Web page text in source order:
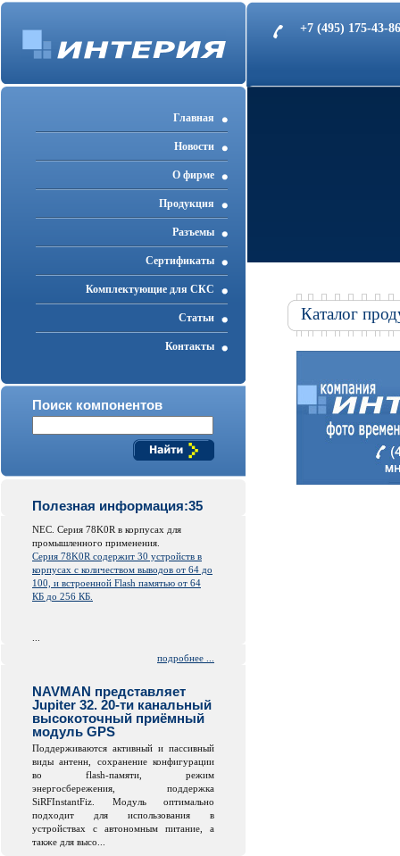
+7 (495) 175-43-
Главная
Новости
О фирме
Продукция
Разъемы
Cертификаты
Комплектующие для СКС
Статьи
Контакты
Поиск компонентов
Полезная информация:35
NEC. Серия 78K0R в корпусах для
промышленного применения.
Серия 78K0R содержит 30 устройств в
корпусах с количеством выводов от 64 до
100, и встроенной Flash памятью от 64
КБ до 256 КБ.
подробнее ...
NAVMAN представляет
Jupiter 32. 20-ти канальный
высокоточный приёмный
модуль GPS
Поддерживаются активный и пассивный
виды антенн, сохранение конфигурации
во flash-памяти, режим
энергосбережения, поддержка
SiRFInstantFiz. Модуль оптимально
подходит для использования в
устройствах с автономным питание, а
также для высо...
Каталог